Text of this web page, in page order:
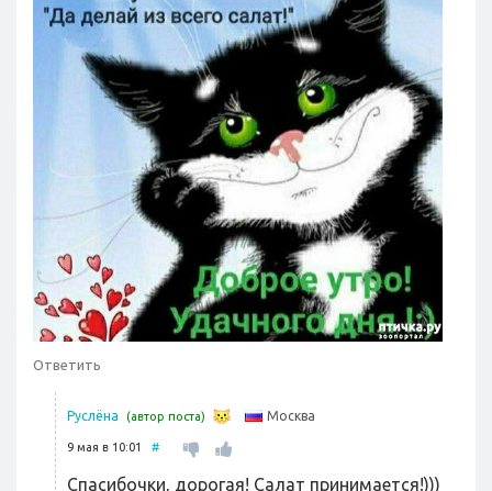
Ответить
Руслёна (автор поста) Москва
9 мая в 10:01 #
Спасибочки, дорогая! Салат принимается!)))